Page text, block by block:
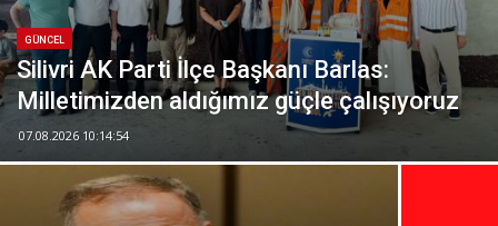
GÜNCEL
Silivri AK Parti İlçe Başkanı Barlas:
Milletimizden aldığımız güçle çalışıyoruz
07.08.2026 10:14:54